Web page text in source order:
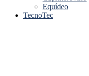
Equídeo
TecnoTec